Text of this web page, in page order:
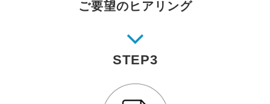
ご要望のヒアリング
STEP3